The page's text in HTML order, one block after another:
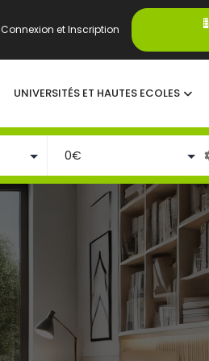
Connexion et Inscription
UNIVERSITÉS ET HAUTES ECOLES